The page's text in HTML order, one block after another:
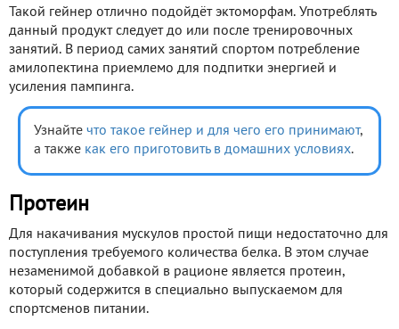
Такой гейнер отлично подойдёт эктоморфам. Употреблять
данный продукт следует до или после тренировочных
занятий. В период самих занятий спортом потребление
амилопектина приемлемо для подпитки энергией и
усиления пампинга.
Узнайте что такое гейнер и для чего его принимают,
а также как его приготовить в домашних условиях.
Протеин
Для накачивания мускулов простой пищи недостаточно для
поступления требуемого количества белка. В этом случае
незаменимой добавкой в рационе является протеин,
который содержится в специально выпускаемом для
спортсменов питании.